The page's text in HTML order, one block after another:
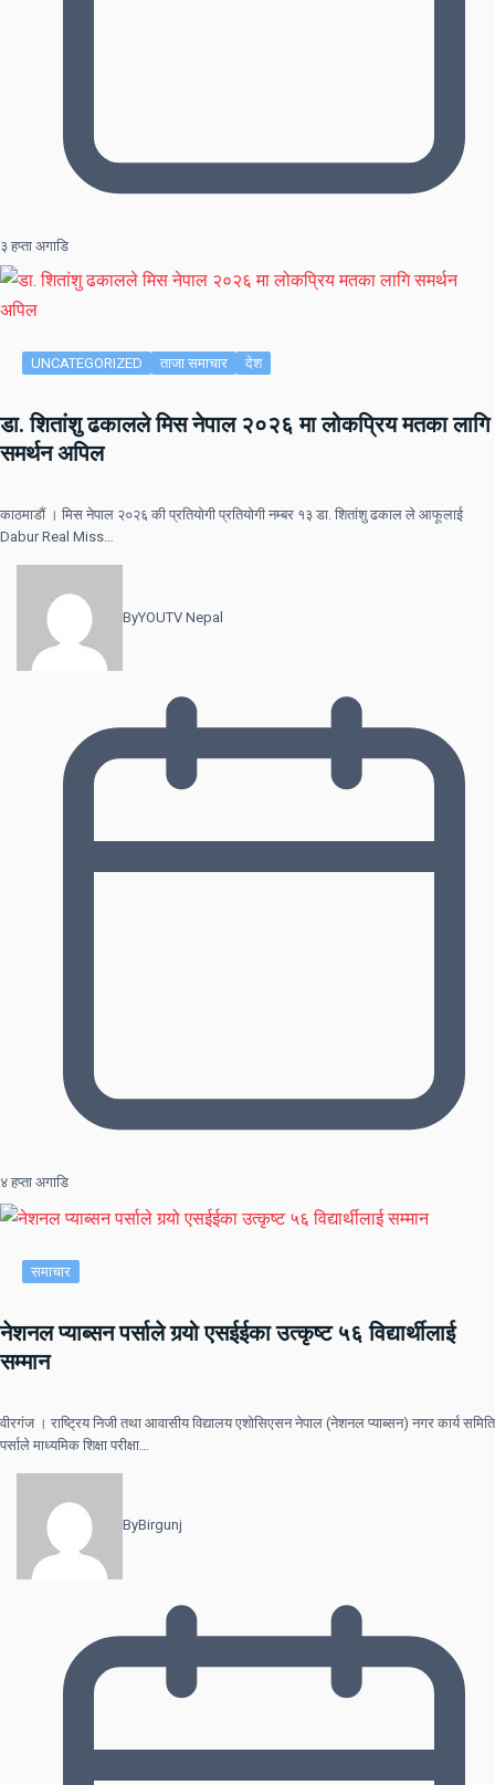
३ हप्ता अगाडि
UNCATEGORIZED ताजा समाचार देश
डा. शितांशु ढकालले मिस नेपाल २०२६ मा लोकप्रिय मतका लागि
समर्थन अपिल
काठमाडौं । मिस नेपाल २०२६ की प्रतियोगी प्रतियोगी नम्बर १३ डा. शितांशु ढकाल ले आफूलाई
Dabur Real Miss…
ByYOUTV Nepal
४ हप्ता अगाडि
समाचार
नेशनल प्याब्सन पर्साले गर्‍यो एसईईका उत्कृष्ट ५६ विद्यार्थीलाई
सम्मान
वीरगंज । राष्ट्रिय निजी तथा आवासीय विद्यालय एशोसिएसन नेपाल (नेशनल प्याब्सन) नगर कार्य समिति
पर्साले माध्यमिक शिक्षा परीक्षा…
ByBirgunj